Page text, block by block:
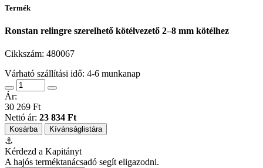
Termék
Ronstan relingre szerelhető kötélvezető 2–8 mm kötélhez
Cikkszám: 480067
Várható szállítási idő: 4-6 munkanap
Ár:
30 269 Ft
Nettó ár: 23 834 Ft
Kosárba Kívánságlistára
⚓
Kérdezd a Kapitányt
A hajós terméktanácsadó segít eligazodni.